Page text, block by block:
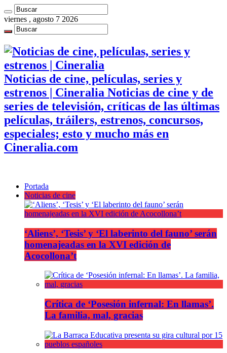
viernes , agosto 7 2026
Noticias de cine, películas, series y
estrenos | Cineralia Noticias de cine y de
series de televisión, críticas de las últimas
películas, tráilers, estrenos, concursos,
especiales; esto y mucho más en
Cineralia.com
Portada
Noticias de cine
‘Aliens’, ‘Tesis’ y ‘El laberinto del fauno’ serán
homenajeadas en la XVI edición de
Acocollona’t
Crítica de ‘Posesión infernal: En llamas’.
La familia, mal, gracias